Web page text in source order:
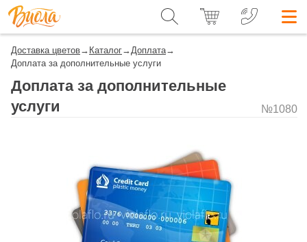
Доставка цветов→ Каталог→Доплата→
Доплата за дополнительные услуги
Доплата за дополнительные
услуги
№1080